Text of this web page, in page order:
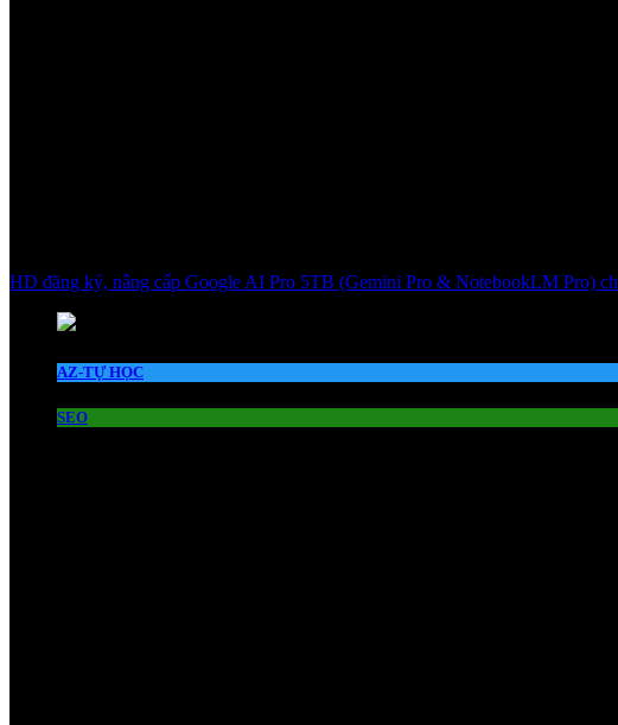
HD đăng ký, nâng cấp Google AI Pro 5TB (Gemini Pro & NotebookLM Pro)
AZ-TỰ HỌC
SEO